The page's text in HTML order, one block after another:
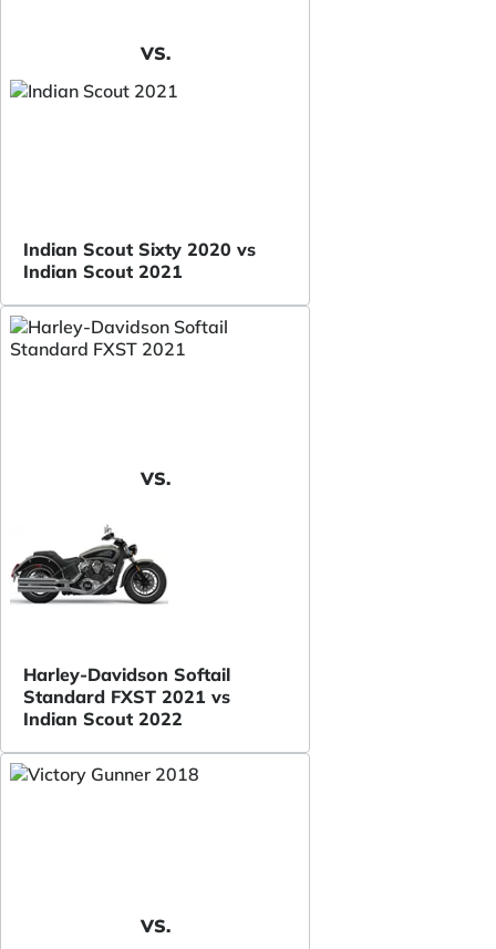
VS.
Indian Scout Sixty 2020 vs
Indian Scout 2021
VS.
Harley-Davidson Softail
Standard FXST 2021 vs
Indian Scout 2022
VS.